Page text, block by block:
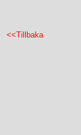
<<Tillbaka